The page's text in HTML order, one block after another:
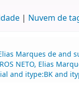
Nuvem de
Marques de and
NETO, Elias
and itype:BK and